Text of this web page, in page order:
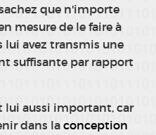
que n'importe
mesure de le faire à
avez transmis une
suffisante par rapport
lui aussi important, car
dans laconception